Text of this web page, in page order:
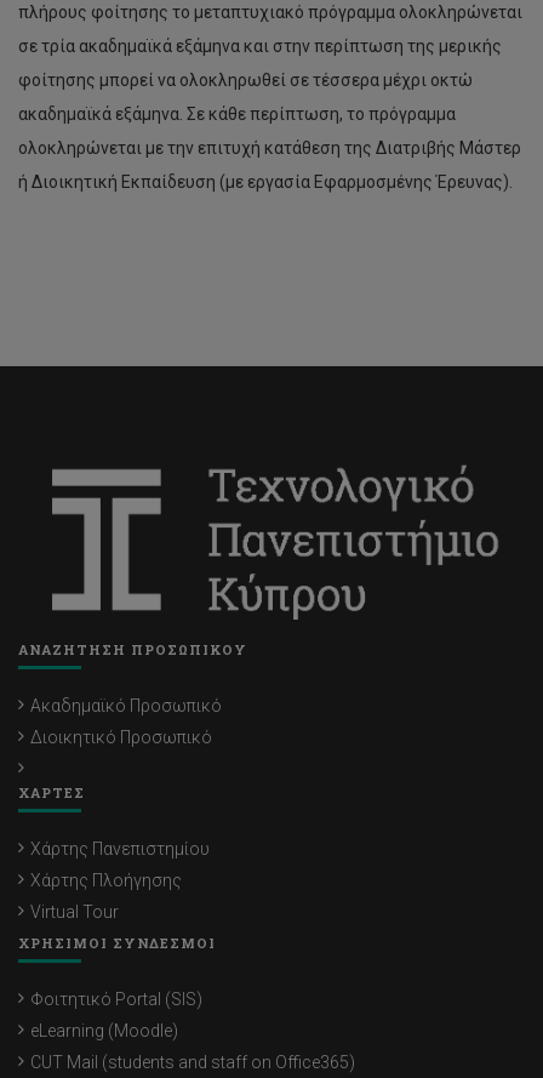
πλήρους φοίτησης το μεταπτυχιακό πρόγραμμα ολοκληρώνεται
σε τρία ακαδημαϊκά εξάμηνα και στην περίπτωση της μερικής
φοίτησης μπορεί να ολοκληρωθεί σε τέσσερα μέχρι οκτώ
ακαδημαϊκά εξάμηνα. Σε κάθε περίπτωση, το πρόγραμμα
ολοκληρώνεται με την επιτυχή κατάθεση της Διατριβής Μάστερ
ή Διοικητική Εκπαίδευση (με εργασία Εφαρμοσμένης Έρευνας).
ΑΝΑΖΗΤΗΣΗ ΠΡΟΣΩΠΙΚΟΥ
Ακαδημαϊκό Προσωπικό
Διοικητικό Προσωπικό
ΧΑΡΤΕΣ
Χάρτης Πανεπιστημίου
Χάρτης Πλοήγησης
Virtual Tour
ΧΡΗΣΙΜΟΙ ΣΥΝΔΕΣΜΟΙ
Φοιτητικό Portal (SIS)
eLearning (Moodle)
CUT Mail (students and staff on Office365)